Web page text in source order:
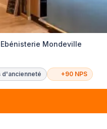
Mondeville
d'ancienneté +90 NPS